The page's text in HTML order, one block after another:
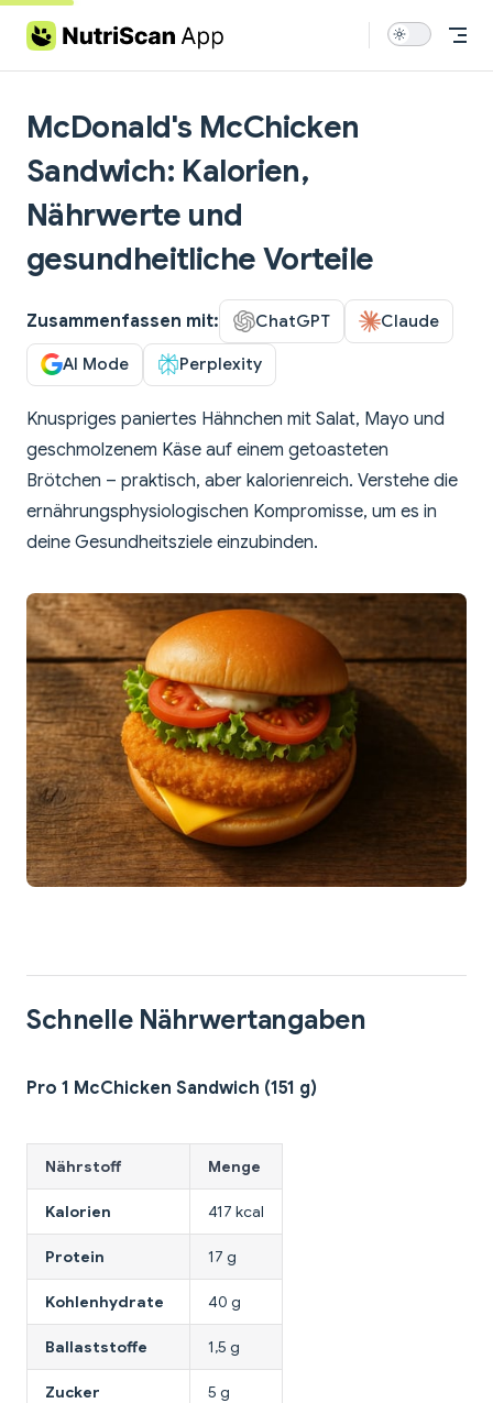
Skip to content
McDonald's McChicken
Sandwich: Kalorien,
Nährwerte und
gesundheitliche Vorteile
Zusammenfassen mit: ChatGPT Claude
AI Mode Perplexity
Knuspriges paniertes Hähnchen mit Salat, Mayo und
geschmolzenem Käse auf einem getoasteten
Brötchen – praktisch, aber kalorienreich. Verstehe die
ernährungsphysiologischen Kompromisse, um es in
deine Gesundheitsziele einzubinden.
Schnelle Nährwertangaben
Pro 1 McChicken Sandwich (151 g)
Nährstoff Menge
Kalorien 417 kcal
Protein 17 g
Kohlenhydrate 40 g
Ballaststoffe 1,5 g
Zucker 5 g